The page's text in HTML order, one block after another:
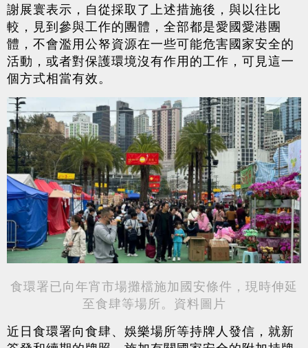
謝展寰表示，自從採取了上述措施後，與以往比
較，見到參與工作的團體，全部都是愛國愛港團
體，不會濫用公帑資源在一些可能危害國家安全的
活動，或者對保護環境沒有作用的工作，可見這一
個方式相當有效。
食環署已向年宵市場攤檔施加國安條件，現時伸延
至食肆等場所。資料圖片
近日食環署向食肆、娛樂場所等持牌人發信，就新